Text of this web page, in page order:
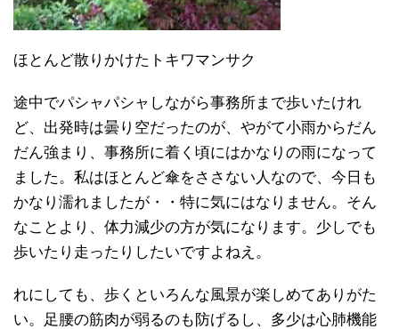
ほとんど散りかけたトキワマンサク
途中でパシャパシャしながら事務所まで歩いたけれ
ど、出発時は曇り空だったのが、やがて小雨からだん
だん強まり、事務所に着く頃にはかなりの雨になって
ました。私はほとんど傘をささない人なので、今日も
かなり濡れましたが・・特に気にはなりません。そん
なことより、体力減少の方が気になります。少しでも
歩いたり走ったりしたいですよねえ。
れにしても、歩くといろんな風景が楽しめてありがた
い。足腰の筋肉が弱るのも防げるし、多少は心肺機能